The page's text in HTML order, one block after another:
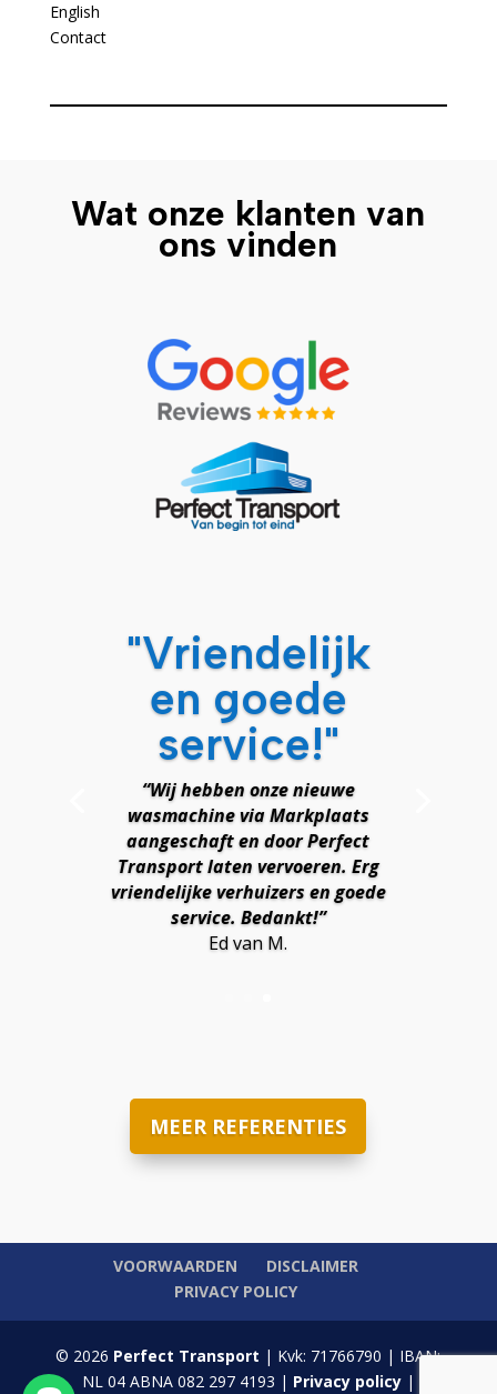
English
Contact
Wat onze klanten van
ons vinden
"Vriendelijk
en goede
service!"
“Wij hebben onze nieuwe
wasmachine via Markplaats
aangeschaft en door Perfect
Transport laten vervoeren. Erg
vriendelijke verhuizers en goede
service. Bedankt!”
Ed van M.
MEER REFERENTIES
VOORWAARDEN
DISCLAIMER
PRIVACY POLICY
© 2026 Perfect Transport | Kvk: 71766790 | IBAN:
NL 04 ABNA 082 297 4193 | Privacy policy|